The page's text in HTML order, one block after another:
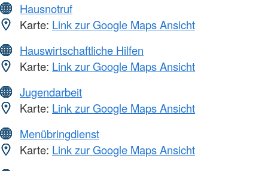
Hausnotruf
Karte: Link zur Google Maps Ansicht
Hauswirtschaftliche Hilfen
Karte: Link zur Google Maps Ansicht
Jugendarbeit
Karte: Link zur Google Maps Ansicht
Menübringdienst
Karte: Link zur Google Maps Ansicht